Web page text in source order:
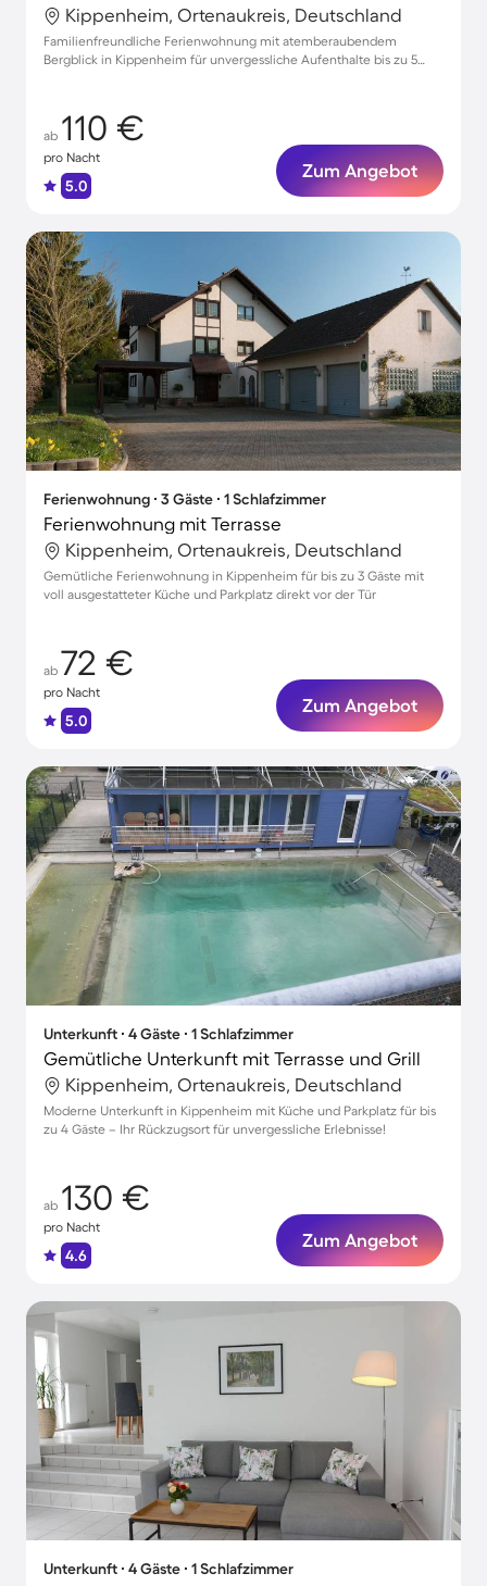
Kippenheim, Ortenaukreis, Deutschland
Familienfreundliche Ferienwohnung mit atemberaubendem
Bergblick in Kippenheim für unvergessliche Aufenthalte bis zu 5
ab 110 €
pro Nacht
5.0
Zum Angebot
Ferienwohnung ∙ 3 Gäste ∙ 1 Schlafzimmer
Ferienwohnung mit Terrasse
Kippenheim, Ortenaukreis, Deutschland
Gemütliche Ferienwohnung in Kippenheim für bis zu 3 Gäste mit
voll ausgestatteter Küche und Parkplatz direkt vor der Tür
ab 72 €
pro Nacht
5.0
Zum Angebot
Unterkunft ∙ 4 Gäste ∙ 1 Schlafzimmer
Gemütliche Unterkunft mit Terrasse und Grill
Kippenheim, Ortenaukreis, Deutschland
Moderne Unterkunft in Kippenheim mit Küche und Parkplatz für bis
zu 4 Gäste – Ihr Rückzugsort für unvergessliche Erlebnisse!
ab 130 €
pro Nacht
4.6
Zum Angebot
Unterkunft ∙ 4 Gäste ∙ 1 Schlafzimmer